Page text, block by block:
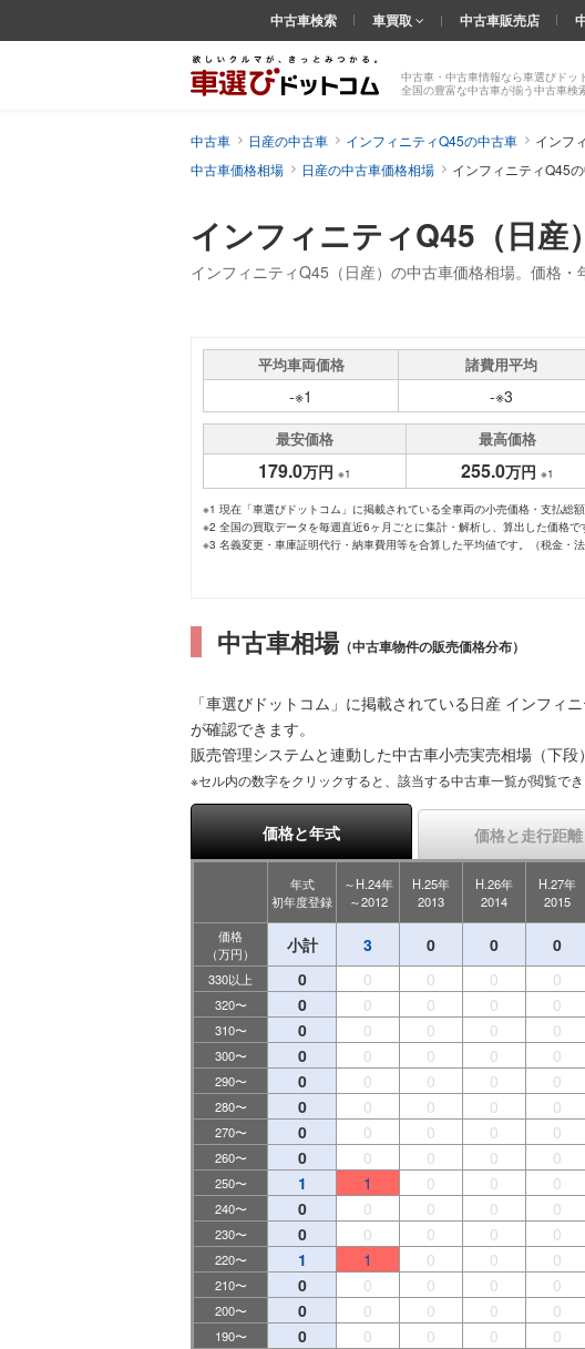
インフィニティQ45（日産
インフィニティQ45（日産）の中古車価格相場。価格
中古車・中古車情報なら車選びドッ
全国の豊富な中古車が揃う中古車検
中古車検索 車買取 中古車販売店
中古車 日産の中古車 インフィニティQ45の中古車
インフ
中古車価格相場
日産の中古車価格相場 インフィニティQ45
平均車両価格 諸費用平均
-※1 -※3
最安価格 最高価格
179.0万円 ※1 255.0万円 ※1
※1 現在「車選びドットコム」に掲載されている全車両の小売価格・支払総額
※2 全国の買取データを毎週直近6ヶ月ごとに集計・解析し、算出した価格で
※3 名義変更・車庫証明代行・納車費用等を合算した平均値です。（税金・法
中古車相場（中古車物件の販売価格分布）
「車選びドットコム」に掲載されている日産 インフ
が確認できます。
販売管理システムと連動した中古車小売実売相場（下段
※セル内の数字をクリックすると、該当する中古車一覧が閲覧で
価格と年式 価格と走行距離
年式
初年度登録
～H.24年
～2012
H.25年
2013
H.26年
2014
H.27年
2015
価格
（万円）
小計 3 0 0 0
330以上 0 0 0 0 0
320〜 0 0 0 0 0
310〜 0 0 0 0 0
300〜 0 0 0 0 0
290〜 0 0 0 0 0
280〜 0 0 0 0 0
270〜 0 0 0 0 0
260〜 0 0 0 0 0
250〜 1 1 0 0 0
240〜 0 0 0 0 0
230〜 0 0 0 0 0
220〜 1 1 0 0 0
210〜 0 0 0 0 0
200〜 0 0 0 0 0
190〜 0 0 0 0 0